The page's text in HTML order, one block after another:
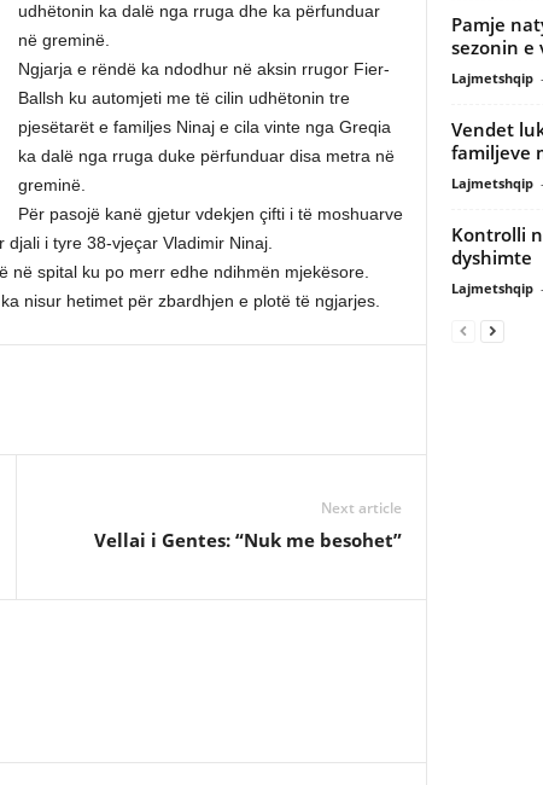
udhëtonin ka dalë nga rruga dhe ka përfunduar
në greminë.
Ngjarja e rëndë ka ndodhur në aksin rrugor Fier-
Ballsh ku automjeti me të cilin udhëtonin tre
pjesëtarët e familjes Ninaj e cila vinte nga Greqia
ka dalë nga rruga duke përfunduar disa metra në
greminë.
Për pasojë kanë gjetur vdekjen çifti i të moshuarve
i tyre 38-vjeçar Vladimir Ninaj.
spital ku po merr edhe ndihmën mjekësore.
nisur hetimet për zbardhjen e plotë të ngjarjes.
Next article
Vellai i Gentes: “Nuk me besohet”
Pamje
sezonin e
Lajmetshqip -
Vendet
familjeve
Lajmetshqip -
Kontrolli
dyshimte
Lajmetshqip -